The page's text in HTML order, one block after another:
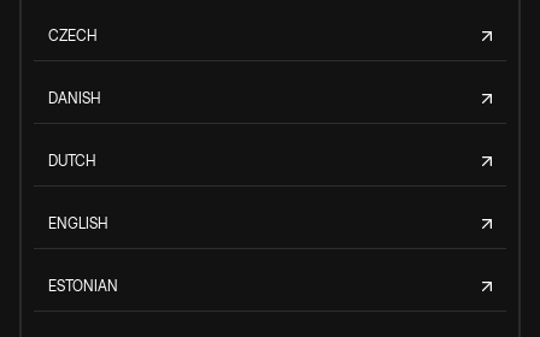
CZECH
DANISH
DUTCH
ENGLISH
ESTONIAN